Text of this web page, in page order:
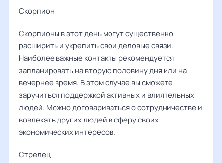
Скорпион
Скорпионы в этот день могут существенно
расширить и укрепить свои деловые связи.
Наиболее важные контакты рекомендуется
запланировать на вторую половину дня или на
вечернее время. В этом случае вы сможете
заручиться поддержкой активных и влиятельных
людей. Можно договариваться о сотрудничестве и
вовлекать других людей в сферу своих
экономических интересов.
Стрелец